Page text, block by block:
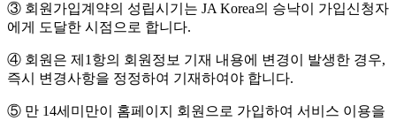
③ 회원가입계약의 성립시기는 JA Korea의 승낙이 가입신청자
에게 도달한 시점으로 합니다.
④ 회원은 제1항의 회원정보 기재 내용에 변경이 발생한 경우,
즉시 변경사항을 정정하여 기재하여야 합니다.
⑤ 만 14세미만이 홈페이지 회원으로 가입하여 서비스 이용을